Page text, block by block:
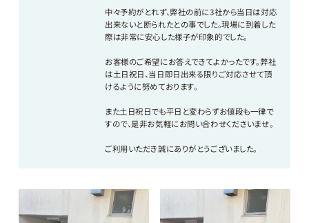
中々予約がとれず、弊社の前に3社から当日は対応
出来ないと断られたとの事でした。現場に到着した
際は非常に安心した様子が印象的でした。
お客様のご希望にお答えできてよかったです。弊社
は土日祝日、当日即日出来る限りご対応させて頂
けるように努めております。
また土日祝日でも平日と変わらずお値段も一律で
すので、是非お気軽にお問い合わせくださいませ。
ご利用いただき誠にありがとうございました。